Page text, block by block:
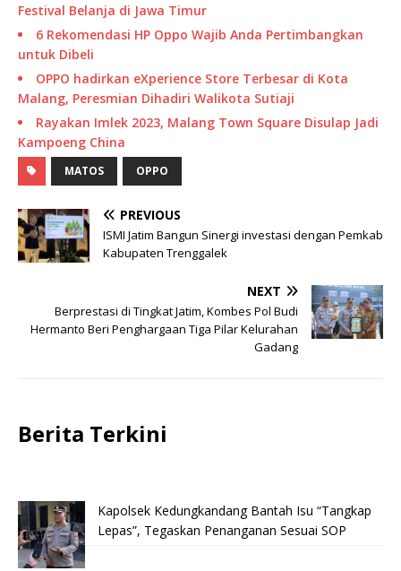
Festival Belanja di Jawa Timur
6 Rekomendasi HP Oppo Wajib Anda Pertimbangkan
untuk Dibeli
OPPO hadirkan eXperience Store Terbesar di Kota
Malang, Peresmian Dihadiri Walikota Sutiaji
Rayakan Imlek 2023, Malang Town Square Disulap Jadi
Kampoeng China
MATOS OPPO
PREVIOUS
ISMI Jatim Bangun Sinergi investasi dengan Pemkab
Kabupaten Trenggalek
NEXT
Berprestasi di Tingkat Jatim, Kombes Pol Budi
Hermanto Beri Penghargaan Tiga Pilar Kelurahan
Gadang
Berita Terkini
Kapolsek Kedungkandang Bantah Isu “Tangkap
Lepas”, Tegaskan Penanganan Sesuai SOP